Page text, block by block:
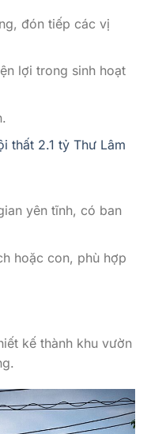
đón tiếp các vị
lợi trong sinh hoạt
thất 2.1 tỷ Thư Lâm
yên tĩnh, có ban
hoặc con, phù hợp
kế thành khu vườn